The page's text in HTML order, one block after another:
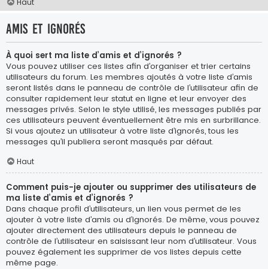
Haut
Amis et ignorés
À quoi sert ma liste d’amis et d’ignorés ?
Vous pouvez utiliser ces listes afin d’organiser et trier certains
utilisateurs du forum. Les membres ajoutés à votre liste d’amis
seront listés dans le panneau de contrôle de l’utilisateur afin de
consulter rapidement leur statut en ligne et leur envoyer des
messages privés. Selon le style utilisé, les messages publiés par
ces utilisateurs peuvent éventuellement être mis en surbrillance.
Si vous ajoutez un utilisateur à votre liste d’ignorés, tous les
messages qu’il publiera seront masqués par défaut.
Haut
Comment puis-je ajouter ou supprimer des utilisateurs de
ma liste d’amis et d’ignorés ?
Dans chaque profil d’utilisateurs, un lien vous permet de les
ajouter à votre liste d’amis ou d’ignorés. De même, vous pouvez
ajouter directement des utilisateurs depuis le panneau de
contrôle de l’utilisateur en saisissant leur nom d’utilisateur. Vous
pouvez également les supprimer de vos listes depuis cette
même page.